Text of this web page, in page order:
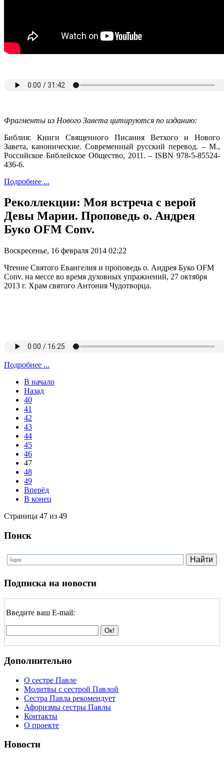
Фрагменты из Нового Завета цитируются по изданию:
Библия: Книги Священного Писания Ветхого и Нового
Завета, канонические. Современный русский перевод. – М.,
Российское Библейское Общество, 2011. – ISBN 978-5-85524-
436-6.
Подробнее ...
Реколлекции: Моя встреча с верой
Девы Марии. Проповедь о. Андрея
Буко OFM Conv.
Воскресенье, 16 февраля 2014 02:22
Чтение Святого Евангелия и проповедь о. Андрея Буко OFM
Conv. на мессе во время духовных упражнений, 27 октября
2013 г. Храм святого Антония Чудотворца.
Подробнее ...
В начало
Назад
40
41
42
43
44
45
46
47
48
49
Вперёд
В конец
Страница 47 из 49
Поиск
Подписка на новости
Введите ваш E-mail:
Дополнительно
О сестре Павле
Молитвы с сестрой Павлой
Сестра Павла рекомендует
Афоризмы сестры Павлы
Контакты
О проекте
Новости